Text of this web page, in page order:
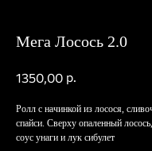
Мега Лосось 2.0
1350,00 р.
Ролл с начинкой из лосося,
спайси. Сверху опаленный
соус унаги и лук сибулет